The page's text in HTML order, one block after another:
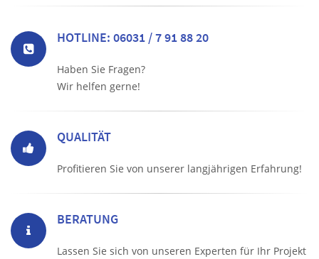
HOTLINE: 06031 / 7 91 88 20
Haben Sie Fragen?
Wir helfen gerne!
QUALITÄT
Profitieren Sie von unserer langjährigen Erfahrung!
BERATUNG
Lassen Sie sich von unseren Experten für Ihr Projekt